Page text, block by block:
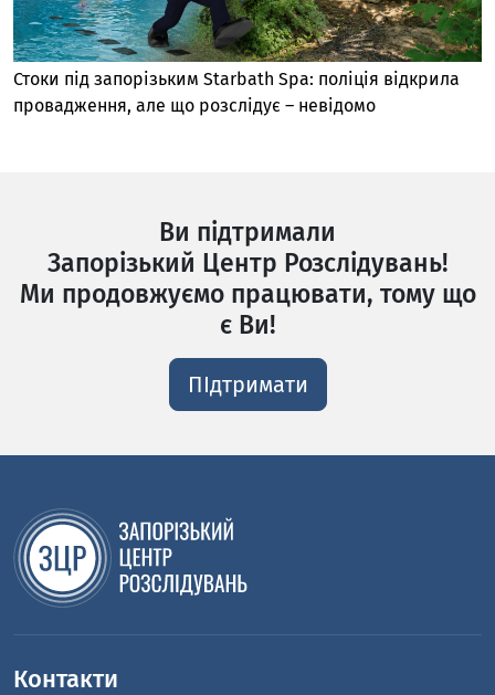
Стоки під запорізьким Starbath Spa: поліція відкрила
провадження, але що розслідує – невідомо
Ви підтримали
Запорізький Центр Розслідувань!
Ми продовжуємо працювати, тому що
є Ви!
ПІдтримати
Контакти